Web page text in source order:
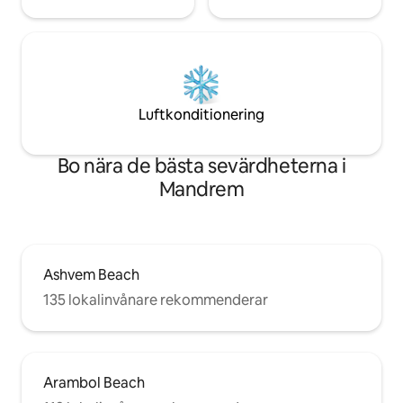
Luftkonditionering
Bo nära de bästa sevärdheterna i
Mandrem
Ashvem Beach
135 lokalinvånare rekommenderar
Arambol Beach